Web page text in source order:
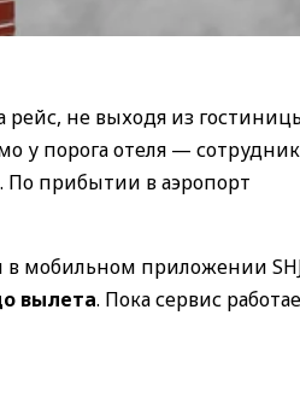
рейс, не выходя из
у порога отеля —
По прибытии в аэропорт
в мобильном приложении
вылета. Пока сервис